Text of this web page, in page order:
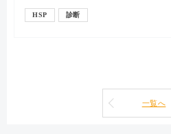
HSP 診断
一覧へ